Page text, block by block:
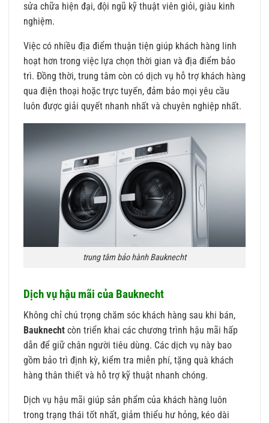
sửa chữa hiện đại, đội ngũ kỹ thuật viên giỏi, giàu kinh
nghiệm.
Việc có nhiều địa điểm thuận tiện giúp khách hàng linh
hoạt hơn trong việc lựa chọn thời gian và địa điểm bảo
trì. Đồng thời, trung tâm còn có dịch vụ hỗ trợ khách hàng
qua điện thoại hoặc trực tuyến, đảm bảo mọi yêu cầu
luôn được giải quyết nhanh nhất và chuyên nghiệp nhất.
trung tâm bảo hành Bauknecht
Dịch vụ hậu mãi của Bauknecht
Không chỉ chú trọng chăm sóc khách hàng sau khi bán,
Bauknecht còn triển khai các chương trình hậu mãi hấp
dẫn để giữ chân người tiêu dùng. Các dịch vụ này bao
gồm bảo trì định kỳ, kiểm tra miễn phí, tặng quà khách
hàng thân thiết và hỗ trợ kỹ thuật nhanh chóng.
Dịch vụ hậu mãi giúp sản phẩm của khách hàng luôn
trong trạng thái tốt nhất, giảm thiểu hư hỏng, kéo dài